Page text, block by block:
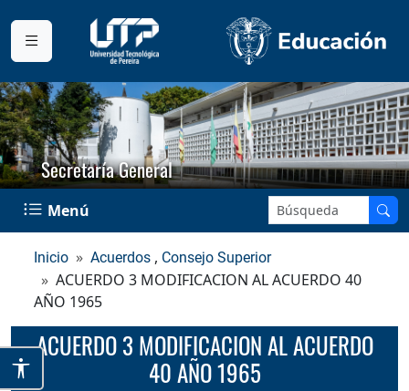
Secretaría General
Menú Buscar en el sitio:
Inicio Acuerdos , Consejo Superior
ACUERDO 3 MODIFICACION AL ACUERDO 40
AÑO 1965
ACUERDO 3 MODIFICACION AL ACUERDO
40 AÑO 1965